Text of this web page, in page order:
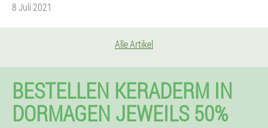
8 Juli 2021
Alle Artikel
BESTELLEN KERADERM IN
DORMAGEN JEWEILS 50%